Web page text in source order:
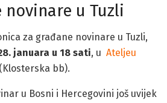
novinare u Tuzli
za građane novinare u Tuzli,
januara u 18 sati, u Ateljeu
(Klosterska bb).
u Bosni i Hercegovini još uvijek